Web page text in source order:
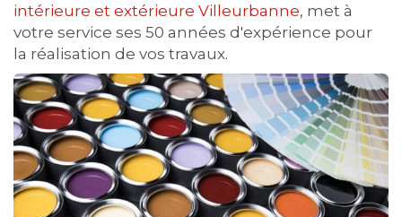
intérieure et extérieure Villeurbanne, met à
votre service ses 50 années d'expérience pour
la réalisation de vos travaux.